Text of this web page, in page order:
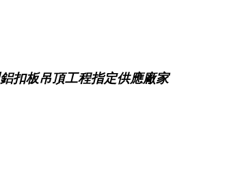
扣板吊頂工程指定供應廠家